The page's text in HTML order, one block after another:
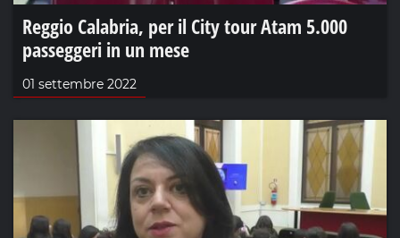
Reggio Calabria, per il City tour Atam 5.000
passeggeri in un mese
01 settembre 2022